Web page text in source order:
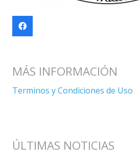
MÁS INFORMACIÓN
Terminos y Condiciones de Uso
ÚLTIMAS NOTICIAS